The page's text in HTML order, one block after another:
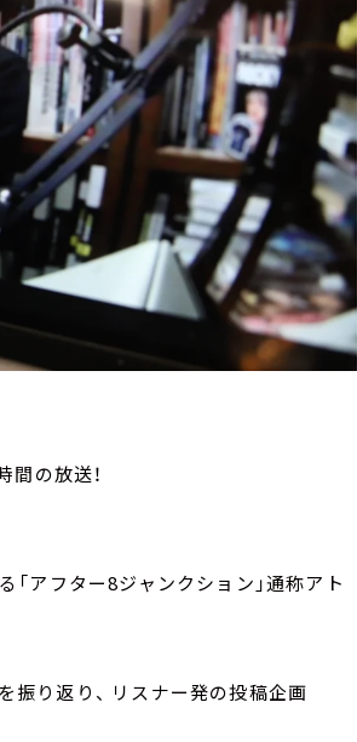
の放送！
アフター8ジャンクション」通称アト
振り返り、 リスナー発の投稿企画